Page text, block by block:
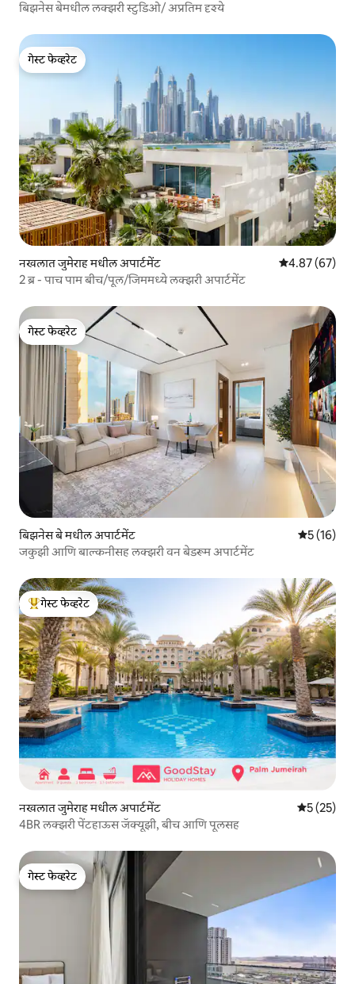
बिझनेस बेमधील लक्झरी स्टुडिओ/ अप्रतिम दृश्ये
गेस्ट फेव्हरेट
गेस्ट फेव्हरेट
नखलात जुमेराह मधील अपार्टमेंट 5 पैकी 4.87
4.87 (67)
2 ब्र - पाच पाम बीच/पूल/जिममध्ये लक्झरी अपार्टमेंट
गेस्ट फेव्हरेट
गेस्ट फेव्हरेट
बिझनेस बे मधील अपार्टमेंट 5 पैकी 5
5 (16)
जकुझी आणि बाल्कनीसह लक्झरी वन बेडरूम अपार्टमेंट
टॉप गेस्ट फेव्हरेट
गेस्ट फेव्हरेट
नखलात जुमेराह मधील अपार्टमेंट 5 पैकी 5
5 (25)
4BR लक्झरी पेंटहाऊस जॅक्यूझी, बीच आणि पूलसह
गेस्ट फेव्हरेट
गेस्ट फेव्हरेट